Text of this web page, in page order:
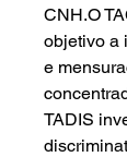
CNH.O
objetivo a
e
TADIS